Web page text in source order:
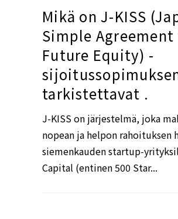
Mikä on J-KISS
Simple
Future Equity) -
tarkistettavat .
J-KISS on järjestelmä, joka
nopean ja helpon rahoituksen
siemenkauden startup-
Capital (entinen 500 Star...